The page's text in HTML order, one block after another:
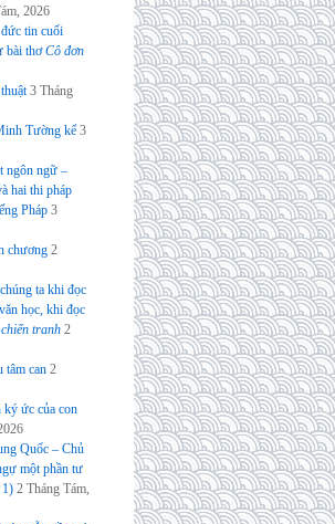
2026
tin cuối
bài thơCô đơn
3 Tháng
Tường kể 3
ngôn ngữ –
hai thi pháp
Pháp 3
chương 2
ta khi đọc
học, khi đọc
tranh 2
tâm can 2
ức của con
Quốc – Chủ
một phần tư
2 Tháng Tám,